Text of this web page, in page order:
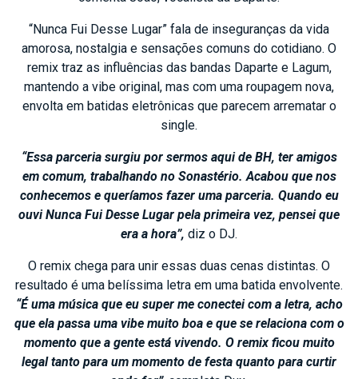
“Nunca Fui Desse Lugar” fala de inseguranças da vida
amorosa, nostalgia e sensações comuns do cotidiano. O
remix traz as influências das bandas Daparte e Lagum,
mantendo a vibe original, mas com uma roupagem nova,
envolta em batidas eletrônicas que parecem arrematar o
single.
“Essa parceria surgiu por sermos aqui de BH, ter amigos
em comum, trabalhando no Sonastério. Acabou que nos
conhecemos e queríamos fazer uma parceria. Quando eu
ouvi Nunca Fui Desse Lugar pela primeira vez, pensei que
era a hora”, diz o DJ.
O remix chega para unir essas duas cenas distintas. O
resultado é uma belíssima letra em uma batida envolvente.
“É uma música que eu super me conectei com a letra, acho
que ela passa uma vibe muito boa e que se relaciona com o
momento que a gente está vivendo. O remix ficou muito
legal tanto para um momento de festa quanto para curtir